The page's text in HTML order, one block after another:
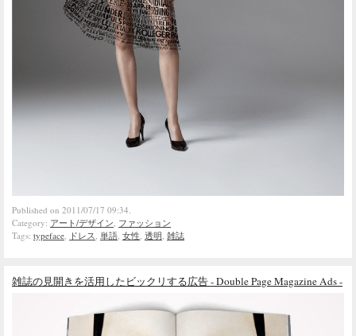
Published on 2011/07/17 09:34.
Category: アート/デザイン ファッション
Tags: typeface ドレス 単語 女性 透明 雑誌
雑誌の見開きを活用したビックリする広告 - Double Page Magazine Ads -